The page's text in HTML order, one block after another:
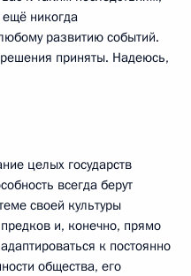
никогда
развитию событий.
приняты. Надеюсь,
целых государств
всегда берут
своей культуры
и, конечно, прямо
к постоянно
общества, его